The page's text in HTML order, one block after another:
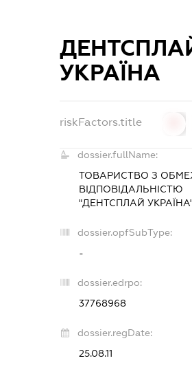
УКРАЇНА
riskFactors.title
dossier.fullName:
ТОВАРИСТВО З
ВІДПОВІДАЛЬНІСТЮ
"ДЕНТСПЛАЙ
dossier.opfSubType:
-
dossier.edrpo:
37768968
dossier.regDate:
25.08.11